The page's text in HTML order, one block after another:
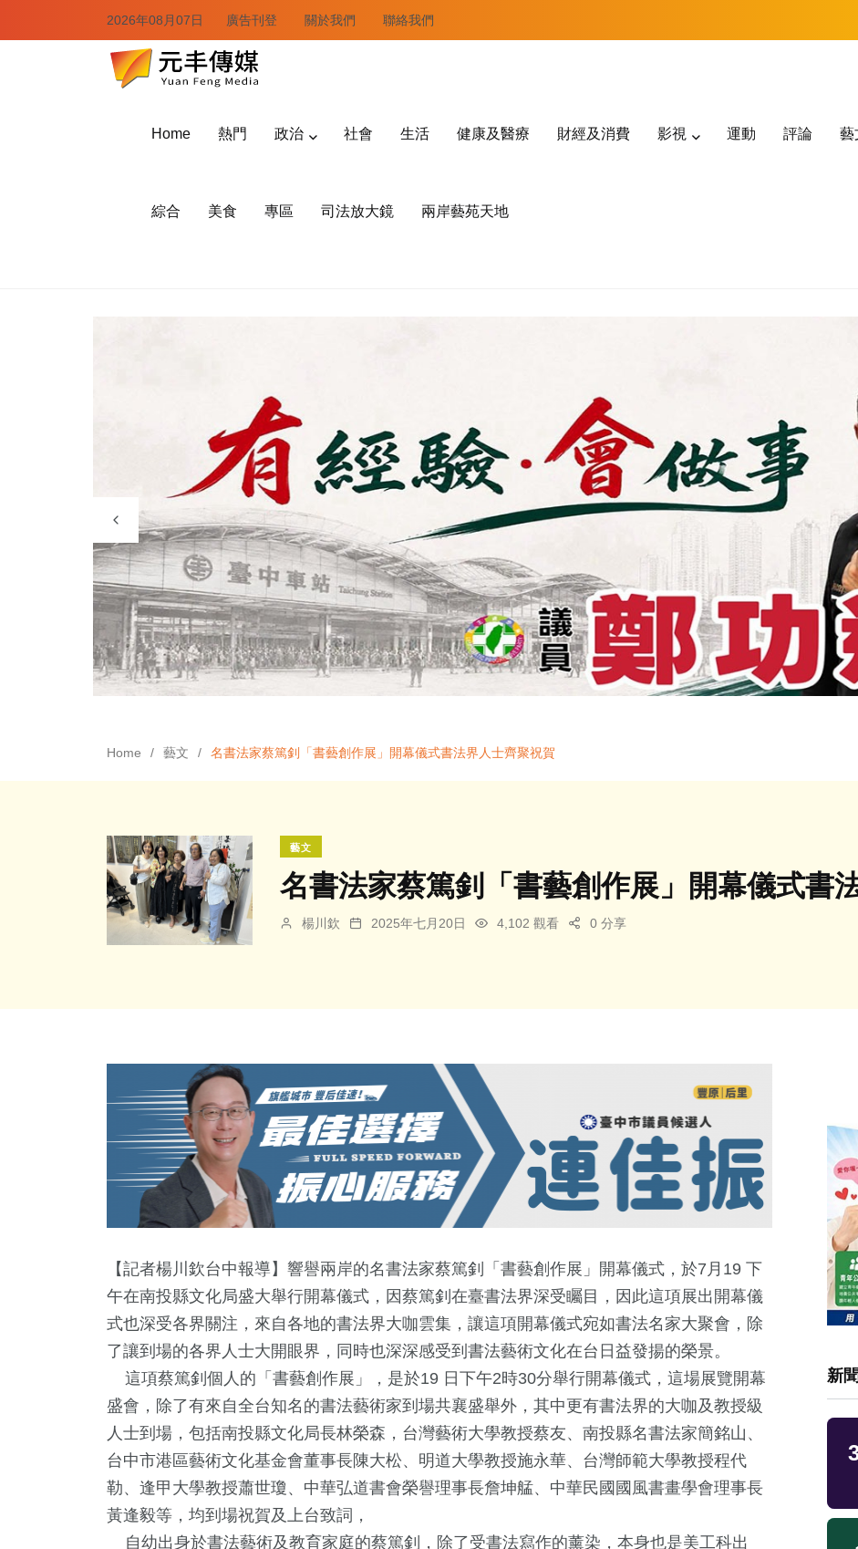
2026年08月07日 廣告刊登 關於我們 聯絡我們
Home 熱門 政治 社會 生活 健康及醫療 財經及消費 影視 運動 評論 藝
綜合 美食 專區 司法放大鏡 兩岸藝苑天地
Home 藝文 名書法家蔡篤釗「書藝創作展」開幕儀式書法界人士齊聚祝賀
藝文
名書法家蔡篤釗「書藝創作展」開幕儀式書
楊川欽 2025年七月20日 4,102 觀看 0 分享
【記者楊川欽台中報導】響譽兩岸的名書法家蔡篤釗「書藝創作展」開幕儀式，於7月19 下
午在南投縣文化局盛大舉行開幕儀式，因蔡篤釗在臺書法界深受矚目，因此這項展出開幕儀
式也深受各界關注，來自各地的書法界大咖雲集，讓這項開幕儀式宛如書法名家大聚會，除
了讓到場的各界人士大開眼界，同時也深深感受到書法藝術文化在台日益發揚的榮景。
這項蔡篤釗個人的「書藝創作展」，是於19 日下午2時30分舉行開幕儀式，這場展覽開幕
盛會，除了有來自全台知名的書法藝術家到場共襄盛舉外，其中更有書法界的大咖及教授級
人士到場，包括南投縣文化局長林榮森，台灣藝術大學教授蔡友、南投縣名書法家簡銘山、
台中市港區藝術文化基金會董事長陳大松、明道大學教授施永華、台灣師範大學教授程代
勒、逢甲大學教授蕭世瓊、中華弘道書會榮譽理事長詹坤艋、中華民國國風書畫學會理事長
黃逢毅等，均到場祝賀及上台致詞，
自幼出身於書法藝術及教育家庭的蔡篤釗，除了受書法寫作的薰染，本身也是美工科出
新
+
2023金鐘獎
463+
財經及消費
67+
美食
10+
演唱會
1275+
社會
62+
影視 兩岸藝苑天地
35+